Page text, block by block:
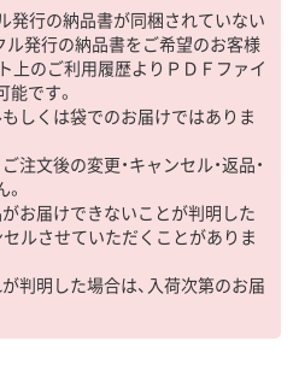
発行の納品書が同梱されていない
ル発行の納品書をご希望のお客様
上のご利用履歴よりＰＤＦファイ
です。
しくは袋でのお届けではありま
注文後の変更・キャンセル・返品・
がお届けできないことが判明した
ルさせていただくことがありま
判明した場合は、入荷次第のお届